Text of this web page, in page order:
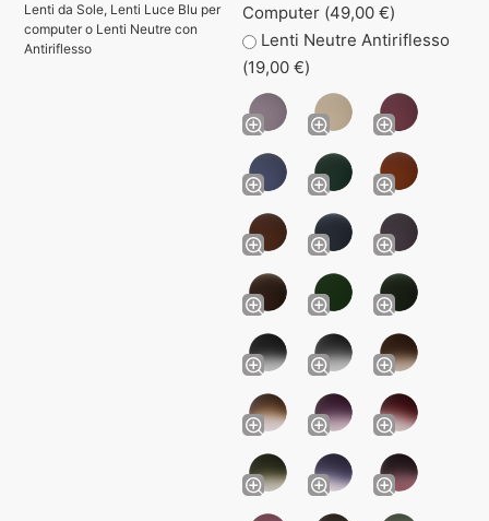
Lenti da Sole, Lenti Luce Blu per
computer o Lenti Neutre con
Antiriflesso
Computer (49,00 €)
Lenti Neutre Antiriflesso
(19,00 €)